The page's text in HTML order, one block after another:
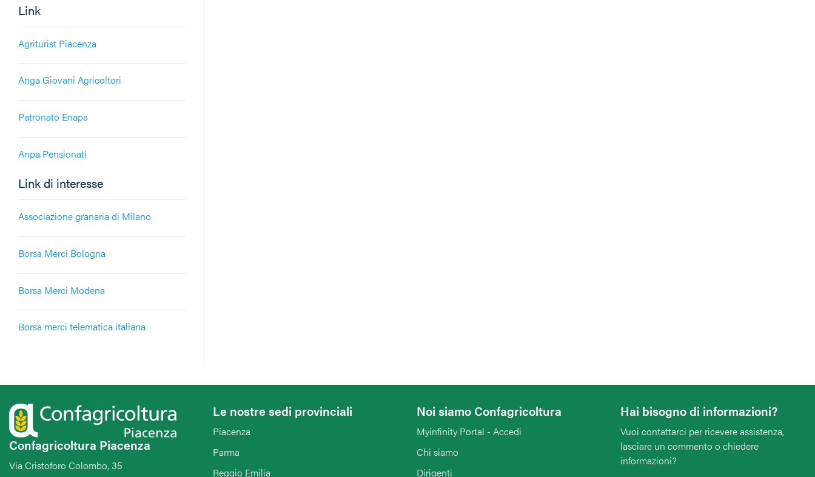
Link
Agriturist Piacenza
Anga Giovani Agricoltori
Patronato Enapa
Anpa Pensionati
Link di interesse
Associazione granaria di Milano
Borsa Merci Bologna
Borsa Merci Modena
Borsa merci telematica italiana
Confagricoltura Piacenza
Via Cristoforo Colombo, 35
Le nostre sedi provinciali
Piacenza
Parma
Reggio Emilia
Noi siamo Confagricoltura
Myinfinity Portal - Accedi
Chi siamo
Dirigenti
Hai bisogno di informazioni?
Vuoi contattarci per ricevere assistenza,
lasciare un commento o chiedere
informazioni?